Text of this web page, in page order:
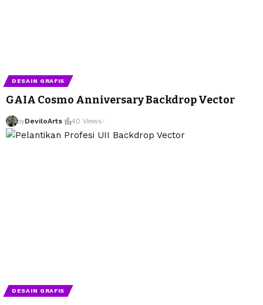
DESAIN GRAFIS
GAIA Cosmo Anniversary Backdrop Vector
byDeviloArts 40 Views
DESAIN GRAFIS